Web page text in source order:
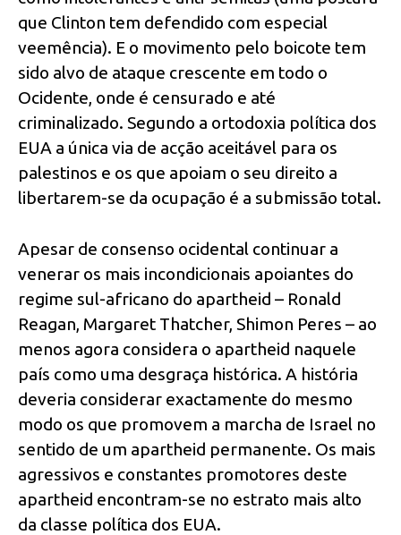
que Clinton tem defendido com especial
veemência). E o movimento pelo boicote tem
sido alvo de ataque crescente em todo o
Ocidente, onde é censurado e até
criminalizado. Segundo a ortodoxia política dos
EUA a única via de acção aceitável para os
palestinos e os que apoiam o seu direito a
libertarem-se da ocupação é a submissão total.
Apesar de consenso ocidental continuar a
venerar os mais incondicionais apoiantes do
regime sul-africano do apartheid – Ronald
Reagan, Margaret Thatcher, Shimon Peres – ao
menos agora considera o apartheid naquele
país como uma desgraça histórica. A história
deveria considerar exactamente do mesmo
modo os que promovem a marcha de Israel no
sentido de um apartheid permanente. Os mais
agressivos e constantes promotores deste
apartheid encontram-se no estrato mais alto
da classe política dos EUA.